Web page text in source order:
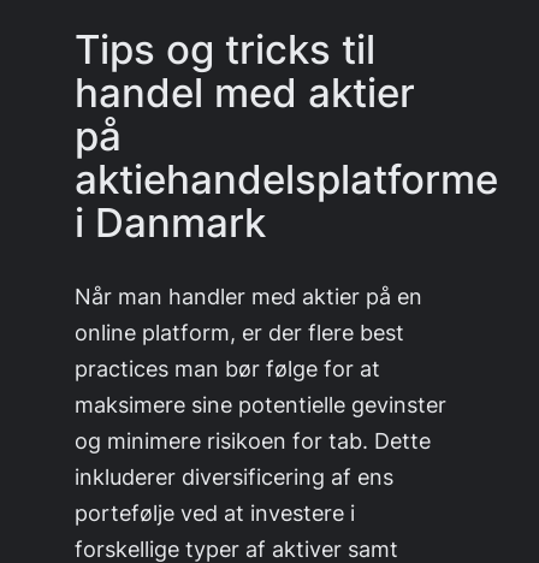
Tips og tricks til
handel med aktier
på
aktiehandelsplatforme
i Danmark
Når man handler med aktier på en
online platform, er der flere best
practices man bør følge for at
maksimere sine potentielle gevinster
og minimere risikoen for tab. Dette
inkluderer diversificering af ens
portefølje ved at investere i
forskellige typer af aktiver samt